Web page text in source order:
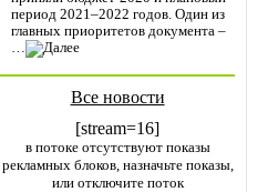
период 2021–2022 годов. Один из
главных приоритетов документа –
…
Все новости
[stream=16]
в потоке отсутствуют показы
рекламных блоков, назначьте показы,
или отключите поток